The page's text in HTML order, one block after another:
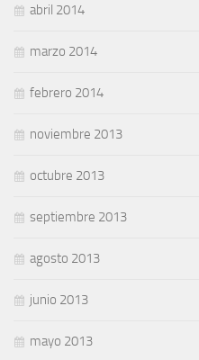
abril 2014
marzo 2014
febrero 2014
noviembre 2013
octubre 2013
septiembre 2013
agosto 2013
junio 2013
mayo 2013